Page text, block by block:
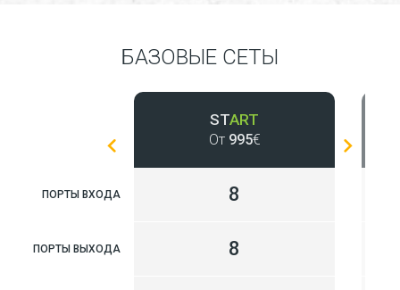
БАЗОВЫЕ СЕТЫ
ПОРТЫ ВХОДА
ПОРТЫ ВЫХОДА
START
От 995€
8
8